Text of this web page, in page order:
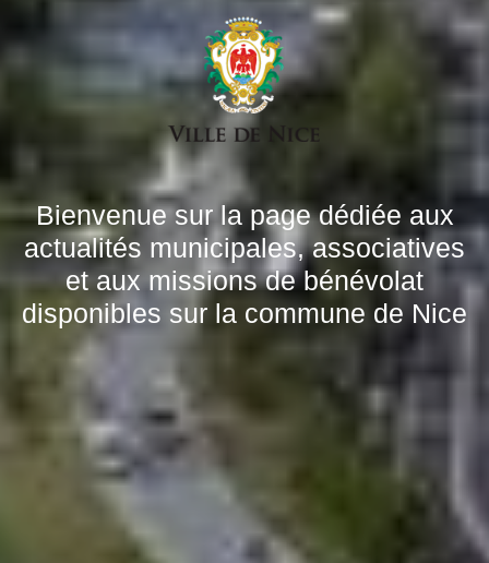
Bienvenue sur la page dédiée aux
actualités municipales, associatives
et aux missions de bénévolat
disponibles sur la commune de Nice